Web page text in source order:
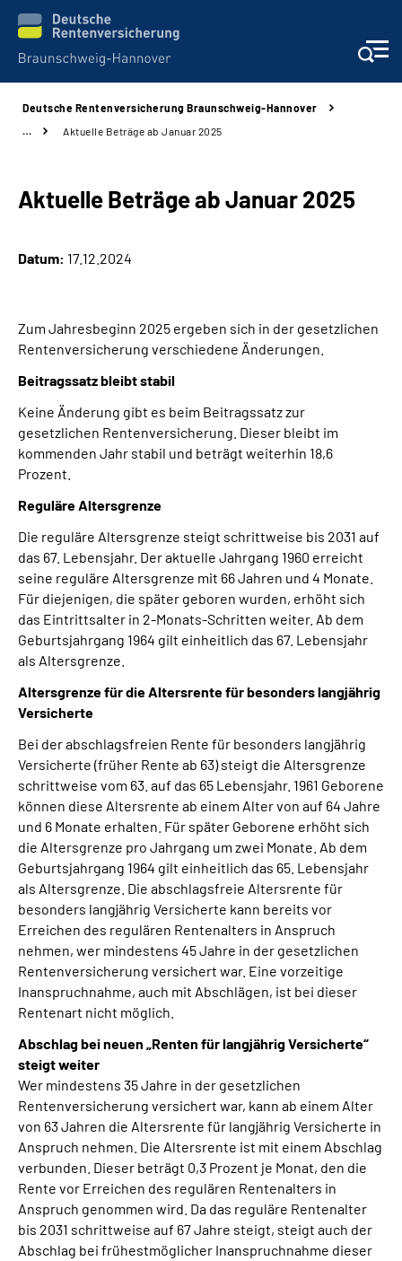
Karriere
Online-Services
Inhalte in Gebärdensprache (DGS)
Leichte Sprache
Suche
Mein Kundenportal
Deutsche Rentenversicherung Braunschweig-Hannover
…
Aktuelle Beträge ab Januar 2025
Aktuelle Beträge ab Januar 2025
Datum: 17.12.2024
Zum Jahresbeginn 2025 ergeben sich in der gesetzlichen
Rentenversicherung verschiedene Änderungen.
Beitragssatz bleibt stabil
Keine Änderung gibt es beim Beitragssatz zur
gesetzlichen Rentenversicherung. Dieser bleibt im
kommenden Jahr stabil und beträgt weiterhin 18,6
Prozent.
Reguläre Altersgrenze
Die reguläre Altersgrenze steigt schrittweise bis 2031 auf
das 67. Lebensjahr. Der aktuelle Jahrgang 1960 erreicht
seine reguläre Altersgrenze mit 66 Jahren und 4 Monate.
Für diejenigen, die später geboren wurden, erhöht sich
das Eintrittsalter in 2-Monats-Schritten weiter. Ab dem
Geburtsjahrgang 1964 gilt einheitlich das 67. Lebensjahr
als Altersgrenze.
Altersgrenze für die Altersrente für besonders langjährig
Versicherte
Bei der abschlagsfreien Rente für besonders langjährig
Versicherte (früher Rente ab 63) steigt die Altersgrenze
schrittweise vom 63. auf das 65 Lebensjahr. 1961 Geborene
können diese Altersrente ab einem Alter von auf 64 Jahre
und 6 Monate erhalten. Für später Geborene erhöht sich
die Altersgrenze pro Jahrgang um zwei Monate. Ab dem
Geburtsjahrgang 1964 gilt einheitlich das 65. Lebensjahr
als Altersgrenze. Die abschlagsfreie Altersrente für
besonders langjährig Versicherte kann bereits vor
Erreichen des regulären Rentenalters in Anspruch
nehmen, wer mindestens 45 Jahre in der gesetzlichen
Rentenversicherung versichert war. Eine vorzeitige
Inanspruchnahme, auch mit Abschlägen, ist bei dieser
Rentenart nicht möglich.
Abschlag bei neuen „Renten für langjährig Versicherte“
steigt weiter
Wer mindestens 35 Jahre in der gesetzlichen
Rentenversicherung versichert war, kann ab einem Alter
von 63 Jahren die Altersrente für langjährig Versicherte in
Anspruch nehmen. Die Altersrente ist mit einem Abschlag
verbunden. Dieser beträgt 0,3 Prozent je Monat, den die
Rente vor Erreichen des regulären Rentenalters in
Anspruch genommen wird. Da das reguläre Rentenalter
bis 2031 schrittweise auf 67 Jahre steigt, steigt auch der
Abschlag bei frühestmöglicher Inanspruchnahme dieser